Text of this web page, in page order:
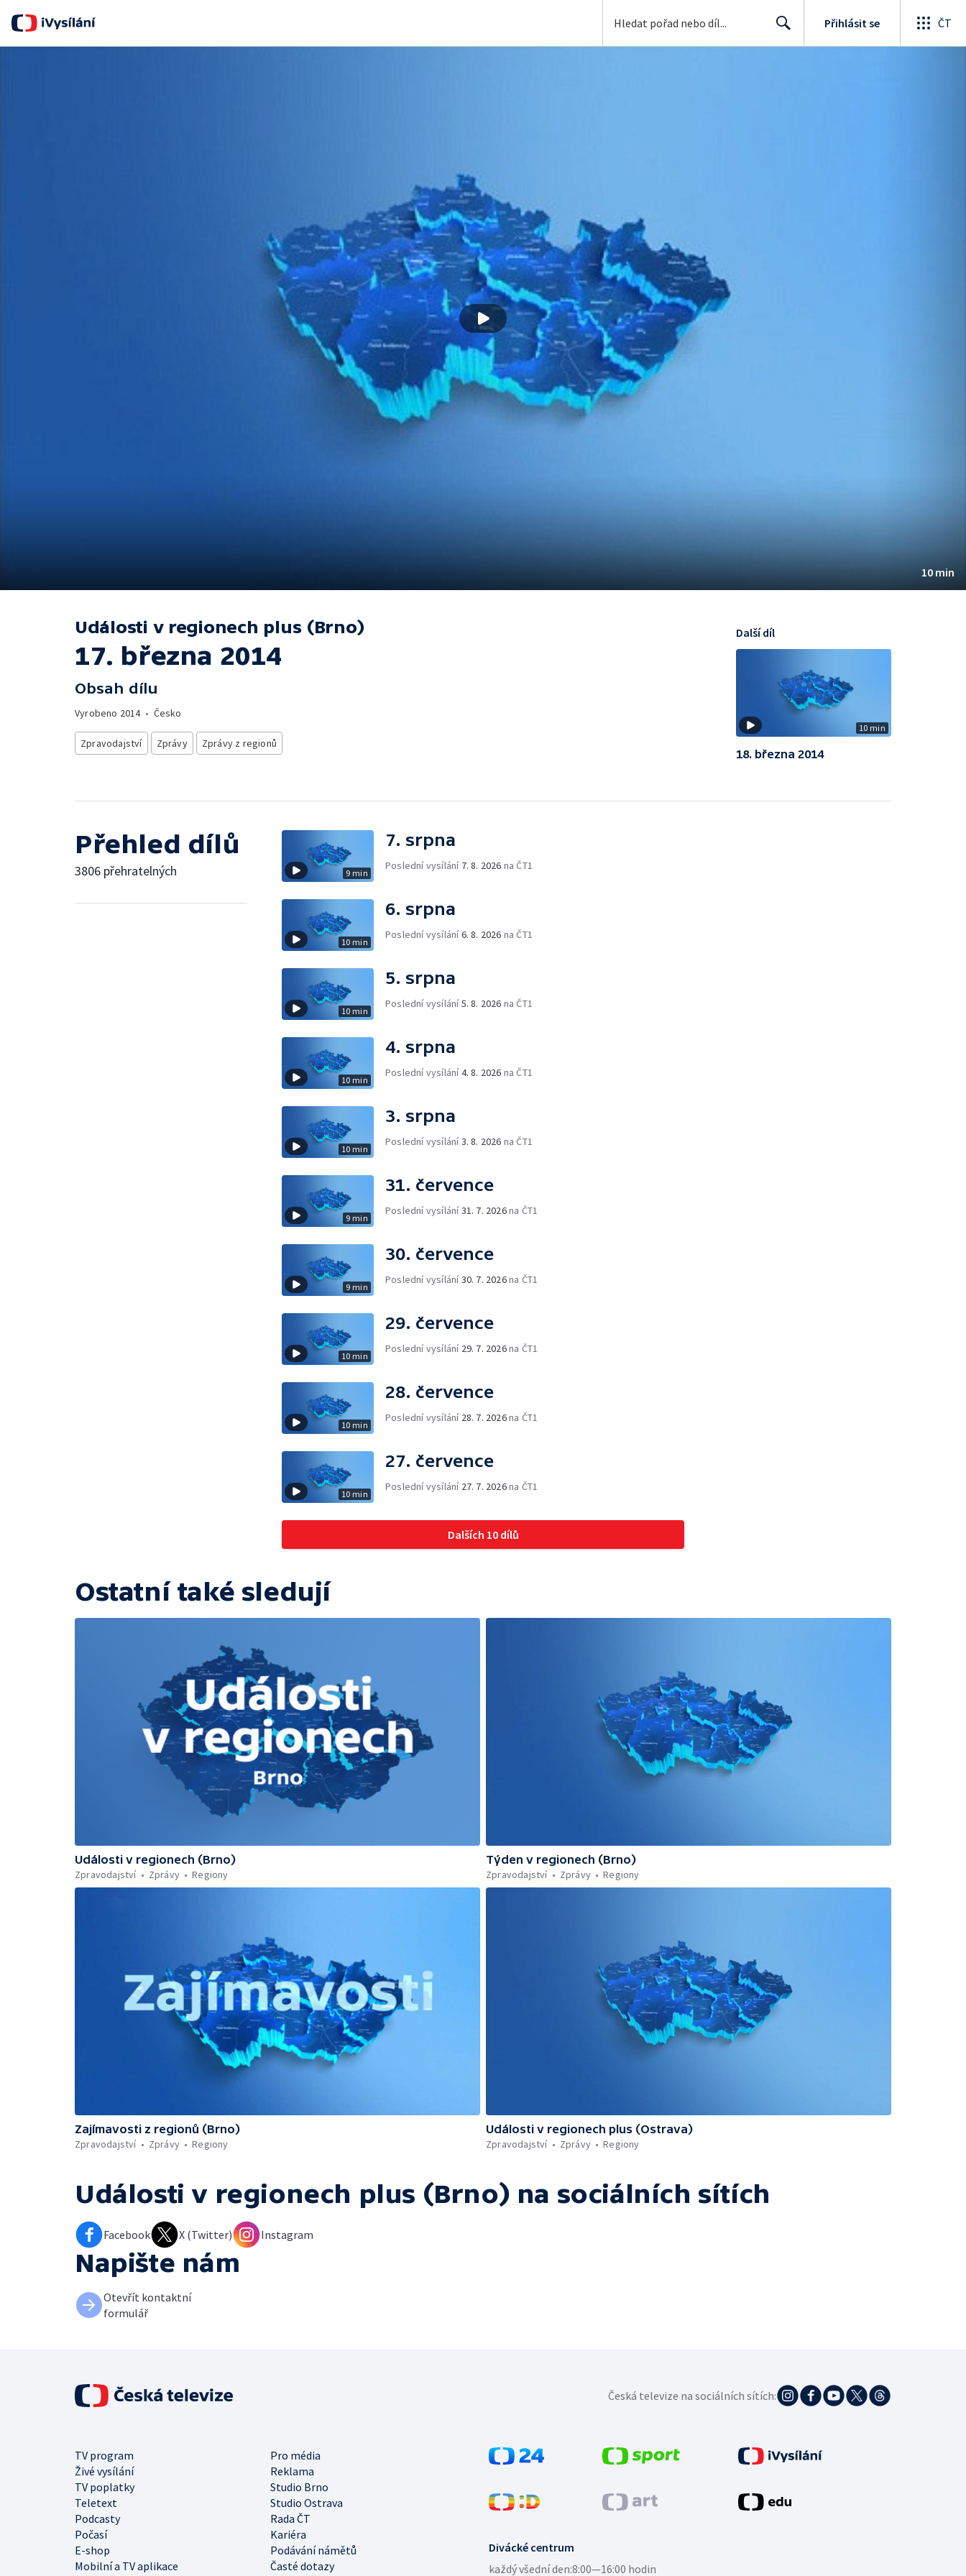
Přihlásit se ČT
10 min
Události v regionech plus (Brno)
17. března 2014
Obsah dílu
Vyrobeno 2014• Česko
Zpravodajství Zprávy Zprávy z regionů
10 min
Další díl
18. března 2014
Přehled dílů
3806 přehratelných 9 min
7. srpna
Poslední vysílání 7. 8. 2026 na ČT1
10 min
6. srpna
Poslední vysílání6. 8. 2026 na ČT1
10 min
5. srpna
Poslední vysílání5. 8. 2026 na ČT1
10 min
4. srpna
Poslední vysílání4. 8. 2026 na ČT1
10 min
3. srpna
Poslední vysílání3. 8. 2026 na ČT1
9 min
31. července
Poslední vysílání31. 7. 2026na ČT1
9 min
30. července
Poslední vysílání30. 7. 2026na ČT1
10 min
29. července
Poslední vysílání 29. 7. 2026na ČT1
10 min
28. července
Poslední vysílání 28. 7. 2026na ČT1
10 min
27. července
Poslední vysílání 27. 7. 2026na ČT1
Dalších 10 dílů
Ostatní také sledují
Události v regionech (Brno)
Zpravodajství
Zprávy Regiony
Týden v regionech (Brno)
Zpravodajství
Zprávy Regiony
Zajímavosti z regionů (Brno)
Zpravodajství
Zprávy Regiony
Události v regionech plus (Ostrava)
Zpravodajství
Zprávy Regiony
Události v regionech plus (Brno) na sociálních sítích
Facebook X (Twitter) Instagram
Napište nám
Otevřít kontaktní
formulář
Divácké centrum
každý všední den:8:00—16:00 hodin
TV program
Pro média
Živé vysílání
Reklama
TV poplatky
Studio Brno
Teletext
Studio Ostrava
Podcasty
Rada ČT
Počasí
Kariéra
E-shop
Podávání námětů
Mobilní a TV aplikace
Časté dotazy
Česká televize na sociálních sítích: